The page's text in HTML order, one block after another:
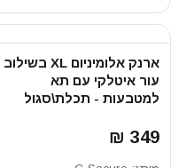
ארנק אלומיניום XL בשילוב
עור איטלקי עם תא
למטבעות - תכלת\סגול
349 ₪